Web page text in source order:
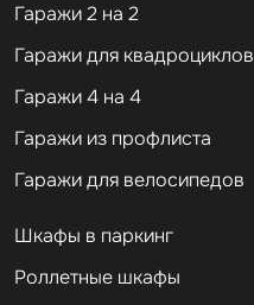
Гаражи 2 на 2
Гаражи для квадроциклов
Гаражи 4 на 4
Гаражи из профлиста
Гаражи для велосипедов
Шкафы в паркинг
Роллетные шкафы